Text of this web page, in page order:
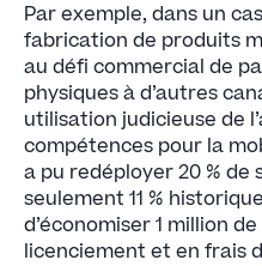
Par exemple, dans un
fabrication de produits
au défi commercial de
physiques à d’autres
utilisation judicieuse de
compétences pour la
a pu redéployer 20 %
seulement 11 %
d’économiser 1 million
licenciement et en frais